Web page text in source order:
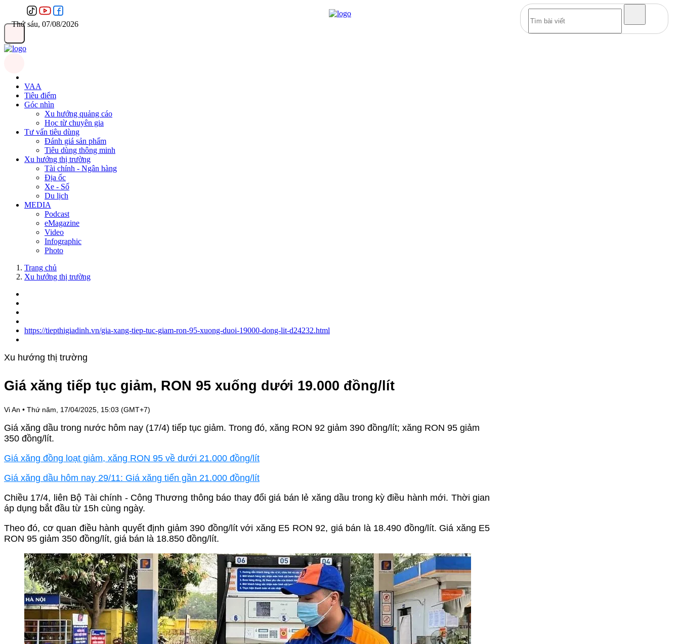
Thứ sáu, 07/08/2026
VAA
Tiêu điểm
Góc nhìn
Xu hướng quảng cáo
Học từ chuyên gia
Tư vấn tiêu dùng
Đánh giá sản phẩm
Tiêu dùng thông minh
Xu hướng thị trường
Tài chính - Ngân hàng
Địa ốc
Xe - Số
Du lịch
MEDIA
Podcast
eMagazine
Video
Infographic
Photo
Trang chủ
Xu hướng thị trường
https://tiepthigiadinh.vn/gia-xang-tiep-tuc-giam-ron-95-xuong-duoi-19000-dong-lit-d24232.html
Xu hướng thị trường
Giá xăng tiếp tục giảm, RON 95 xuống dưới 19.000 đồng/lít
Vi An • Thứ năm, 17/04/2025, 15:03 (GMT+7)
Giá xăng dầu trong nước hôm nay (17/4) tiếp tục giảm. Trong đó, xăng RON 92 giảm 390 đồng/lít; xăng RON 95 giảm
350 đồng/lít.
Giá xăng đồng loạt giảm, xăng RON 95 về dưới 21.000 đồng/lít
Giá xăng dầu hôm nay 29/11: Giá xăng tiến gần 21.000 đồng/lít
Chiều 17/4, liên Bộ Tài chính - Công Thương thông báo thay đổi giá bán lẻ xăng dầu trong kỳ điều hành mới. Thời gian
áp dụng bắt đầu từ 15h cùng ngày.
Theo đó, cơ quan điều hành quyết định giảm 390 đồng/lít với xăng E5 RON 92, giá bán là 18.490 đồng/lít. Giá xăng E5
RON 95 giảm 350 đồng/lít, giá bán là 18.850 đồng/lít.